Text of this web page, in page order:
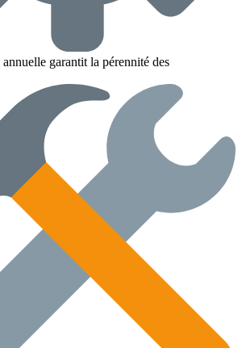
garantit la pérennité des